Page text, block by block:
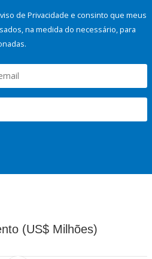
de Privacidade e consinto que meus
na medida do necessário, para
(US$ Milhões)